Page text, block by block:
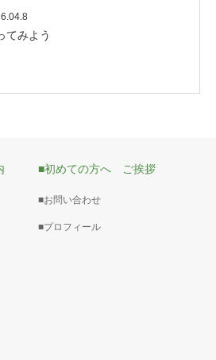
てみよう
■初めての方へ ご挨拶
■お問い合わせ
■プロフィール